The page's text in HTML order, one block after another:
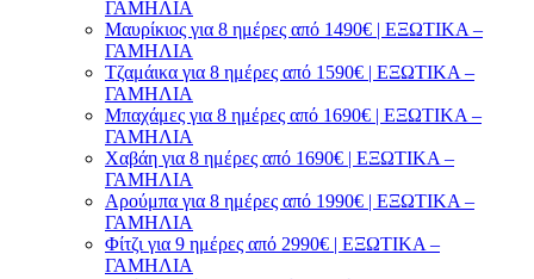
ΓΑΜΗΛΙΑ
Μαυρίκιος για 8 ημέρες από 1490€ | ΕΞΩΤΙΚΑ –
ΓΑΜΗΛΙΑ
Τζαμάικα για 8 ημέρες από 1590€ | ΕΞΩΤΙΚΑ –
ΓΑΜΗΛΙΑ
Μπαχάμες για 8 ημέρες από 1690€ | ΕΞΩΤΙΚΑ –
ΓΑΜΗΛΙΑ
Χαβάη για 8 ημέρες από 1690€ | ΕΞΩΤΙΚΑ –
ΓΑΜΗΛΙΑ
Αρούμπα για 8 ημέρες από 1990€ | ΕΞΩΤΙΚΑ –
ΓΑΜΗΛΙΑ
Φίτζι για 9 ημέρες από 2990€ | ΕΞΩΤΙΚΑ –
ΓΑΜΗΛΙΑ